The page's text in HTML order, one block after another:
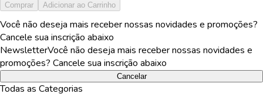
Comprar Adicionar ao Carrinho
Você não deseja mais receber nossas novidades e promoções?
Cancele sua inscrição abaixo
NewsletterVocê não deseja mais receber nossas novidades e
promoções? Cancele sua inscrição abaixo
Cancelar
Todas as Categorias